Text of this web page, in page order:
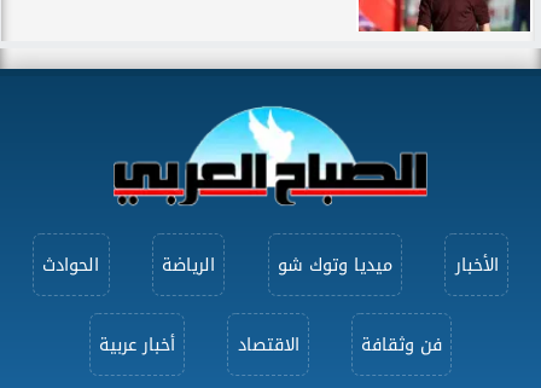
الأخبار ميديا وتوك شو الرياضة الحوادث
فن وثقافة الاقتصاد أخبار عربية